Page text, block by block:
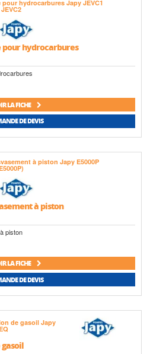
hydrocarbures
LA FICHE
DE DEVIS
à piston
piston
LA FICHE
DE DEVIS